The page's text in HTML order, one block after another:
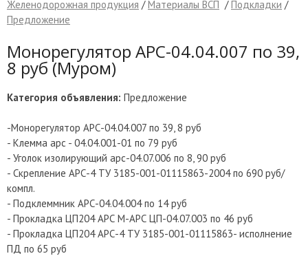
Желенодорожная продукция /Материалы ВСП /Подкладки /
Предложение
Монорегулятор АРС-04.04.007 по 39,
8 руб (Муром)
Категория объявления: Предложение
-Монорегулятор АРС-04.04.007 по 39, 8 руб
- Клемма арс - 04.04.001-01 по 79 руб
- Уголок изолирующий арс-04.07.006 по 8, 90 руб
- Скрепление АРС-4 ТУ 3185-001-01115863-2004 по 690 руб/
компл.
- Подклеммник АРС-04.04.004 по 14 руб
- Прокладка ЦП204 АРС М-АРС ЦП-04.07.003 по 46 руб
- Прокладка ЦП204 АРС-4 ТУ 3185-001-01115863- исполнение
ПД по 65 руб
Отмена Отправить сообщение